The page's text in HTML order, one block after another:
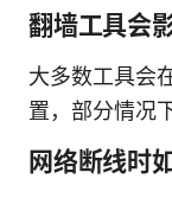
翻墙工具会
大多数工具会
置，部分情况
网络断线时